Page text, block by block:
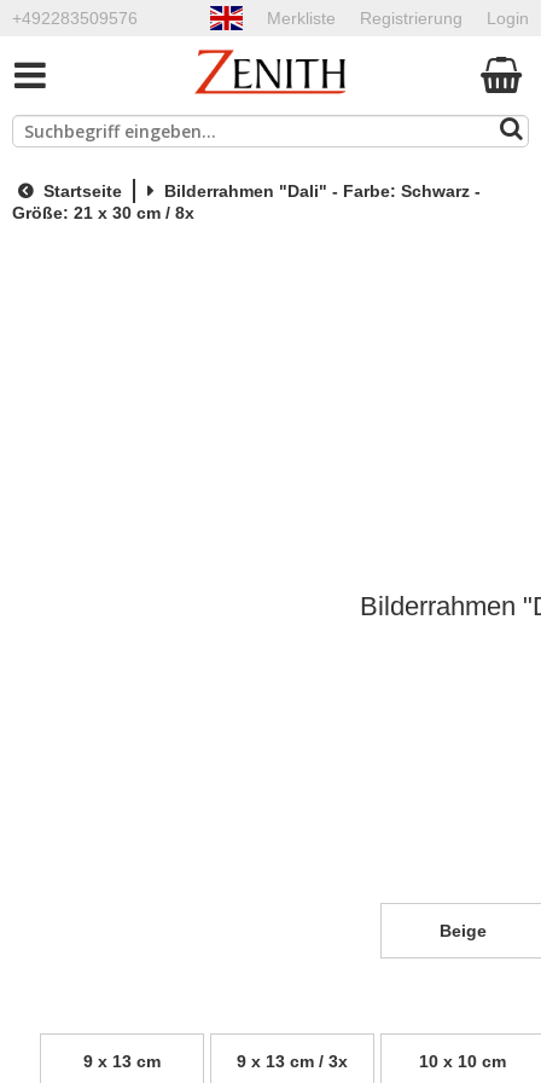
+492283509576 Login
Registrierung
Merkliste
Startseite
Bilderrahmen "Dali" - Farbe: Schwarz -
Größe: 21 x 30 cm / 8x
Bilderrahmen
Beige
9 x 13 cm 9 x 13 cm / 3x 10 x 10 cm